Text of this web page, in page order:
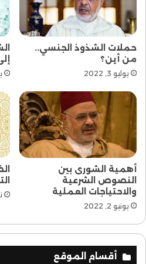
ثم إن الحالة القلبية الروحية
شامل على صاحبها، في بدنه
ومن انعكاساتها أنها تفضي
والمنكر، فتصير هذه المصلحة
من ثمراتها.
فلذلك كله كانت مصلحة ذكر
الصلاة واعتبرت المقصد الأول
الصلاة مقاصد
حملات الشذوذ الجنسي..
من أين؟
يوليو 3, 2022
أهمية الشورى بين
النصوص الشرعية
والاحتياجات العملية
يونيو 2, 2022
أقسام الموقع